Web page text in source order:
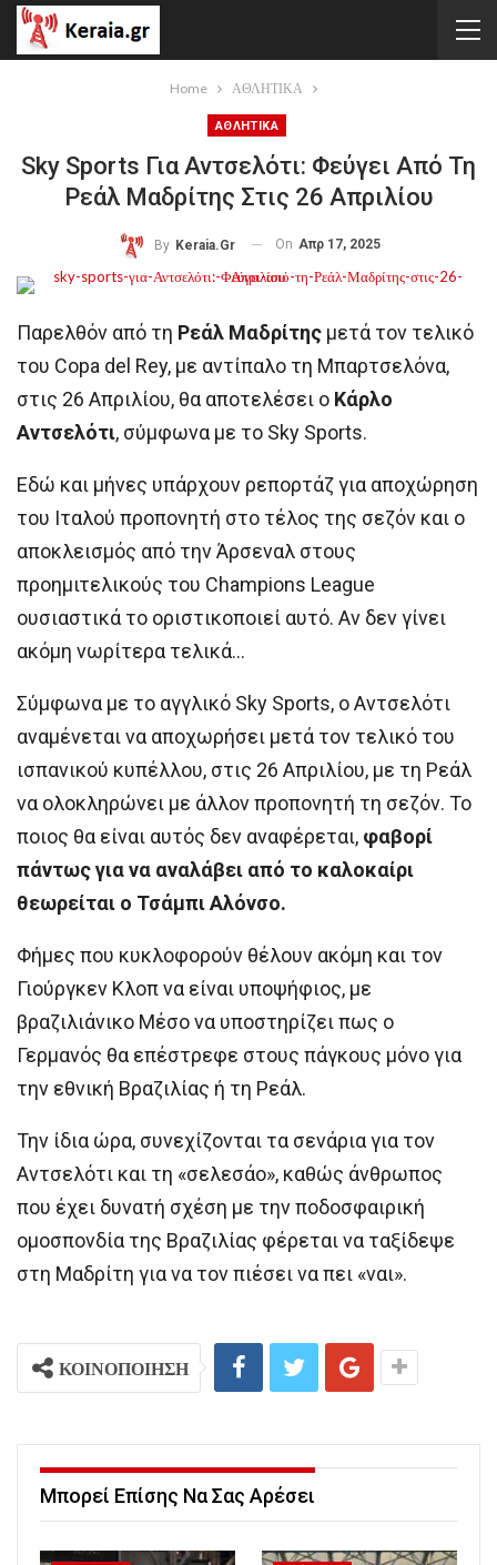
Home ΑΘΛΗΤΙΚΑ
ΑΘΛΗΤΙΚΑ
Sky Sports Για Αντσελότι: Φεύγει Από Τη
Ρεάλ Μαδρίτης Στις 26 Απριλίου
By Keraia.gr On Απρ 17, 2025
Παρελθόν από τη Ρεάλ Μαδρίτης μετά τον τελικό
του Copa del Rey, με αντίπαλο τη Μπαρτσελόνα,
στις 26 Απριλίου, θα αποτελέσει ο Κάρλο
Αντσελότι, σύμφωνα με το Sky Sports.
Εδώ και μήνες υπάρχουν ρεπορτάζ για αποχώρηση
του Ιταλού προπονητή στο τέλος της σεζόν και ο
αποκλεισμός από την Άρσεναλ στους
προημιτελικούς του Champions League
ουσιαστικά το οριστικοποιεί αυτό. Αν δεν γίνει
ακόμη νωρίτερα τελικά…
Σύμφωνα με το αγγλικό Sky Sports, ο Αντσελότι
αναμένεται να αποχωρήσει μετά τον τελικό του
ισπανικού κυπέλλου, στις 26 Απριλίου, με τη Ρεάλ
να ολοκληρώνει με άλλον προπονητή τη σεζόν. Το
ποιος θα είναι αυτός δεν αναφέρεται, φαβορί
πάντως για να αναλάβει από το καλοκαίρι
θεωρείται ο Τσάμπι Αλόνσο.
Φήμες που κυκλοφορούν θέλουν ακόμη και τον
Γιούργκεν Κλοπ να είναι υποψήφιος, με
βραζιλιάνικο Μέσο να υποστηρίζει πως ο
Γερμανός θα επέστρεφε στους πάγκους μόνο για
την εθνική Βραζιλίας ή τη Ρεάλ.
Την ίδια ώρα, συνεχίζονται τα σενάρια για τον
Αντσελότι και τη «σελεσάο», καθώς άνθρωπος
που έχει δυνατή σχέση με την ποδοσφαιρική
ομοσπονδία της Βραζιλίας φέρεται να ταξίδεψε
στη Μαδρίτη για να τον πιέσει να πει «ναι».
ΚΟΙΝΟΠΟΙΗΣΗ
Μπορεί Επίσης Να Σας Αρέσει